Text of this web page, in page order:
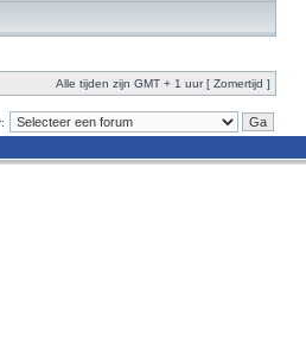
Alle tijden zijn GMT + 1 uur [ Zomertijd ]